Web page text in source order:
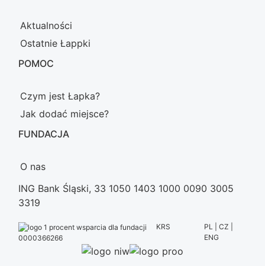
Aktualności
Ostatnie Łappki
POMOC
Czym jest Łapka?
Jak dodać miejsce?
FUNDACJA
O nas
ING Bank Śląski, 33 1050 1403 1000 0090 3005
3319
KRS
0000366266
PL | CZ |
ENG